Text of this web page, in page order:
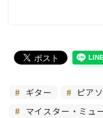
ギター ピア
マイスター・ミュ